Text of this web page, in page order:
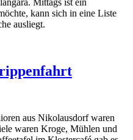
kann sich in eine Liste
ausliegt.
aus Nikolausdorf waren
waren Kroge, Mühlen und